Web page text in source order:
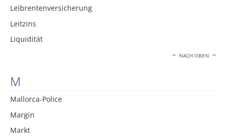
Leibrentenversicherung
Leitzins
Liquidität
NACH OBEN
M
Mallorca-Police
Margin
Markt